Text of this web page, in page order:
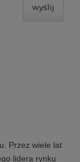
wyślij
Przez wiele lat
lidera rynku